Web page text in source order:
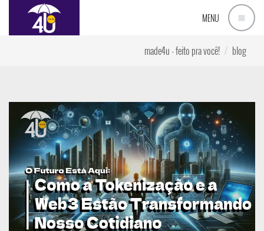
MENU
made4u - feito pra você! blog